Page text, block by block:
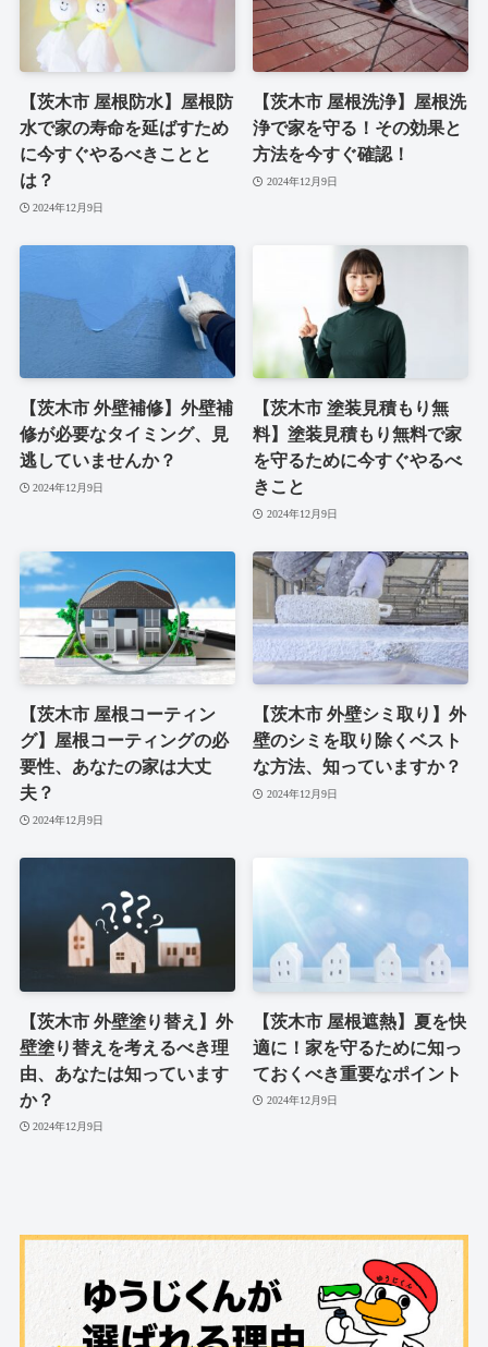
【茨木市 屋根防水】屋根防
水で家の寿命を延ばすため
に今すぐやるべきことと
は？
2024年12月9日
【茨木市 屋根洗浄】屋根洗
浄で家を守る！その効果と
方法を今すぐ確認！
2024年12月9日
【茨木市 外壁補修】外壁補
修が必要なタイミング、見
逃していませんか？
2024年12月9日
【茨木市 塗装見積もり無
料】塗装見積もり無料で家
を守るために今すぐやるべ
きこと
2024年12月9日
【茨木市 屋根コーティン
グ】屋根コーティングの必
要性、あなたの家は大丈
夫？
2024年12月9日
【茨木市 外壁シミ取り】外
壁のシミを取り除くベスト
な方法、知っていますか？
2024年12月9日
【茨木市 外壁塗り替え】外
壁塗り替えを考えるべき理
由、あなたは知っています
か？
2024年12月9日
【茨木市 屋根遮熱】夏を快
適に！家を守るために知っ
ておくべき重要なポイント
2024年12月9日